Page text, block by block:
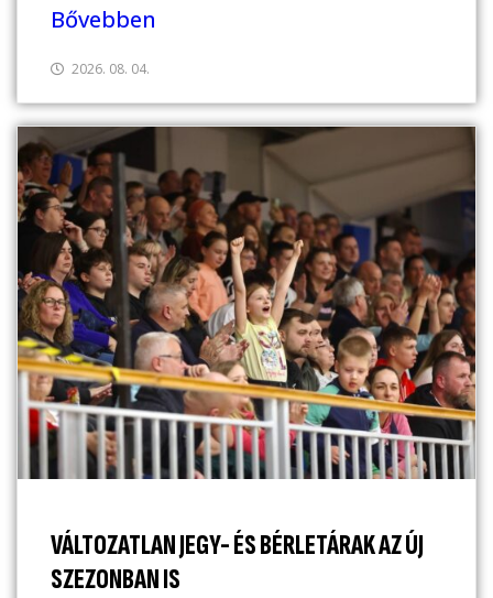
Bővebben
2026. 08. 04.
VÁLTOZATLAN JEGY- ÉS BÉRLETÁRAK AZ ÚJ
SZEZONBAN IS